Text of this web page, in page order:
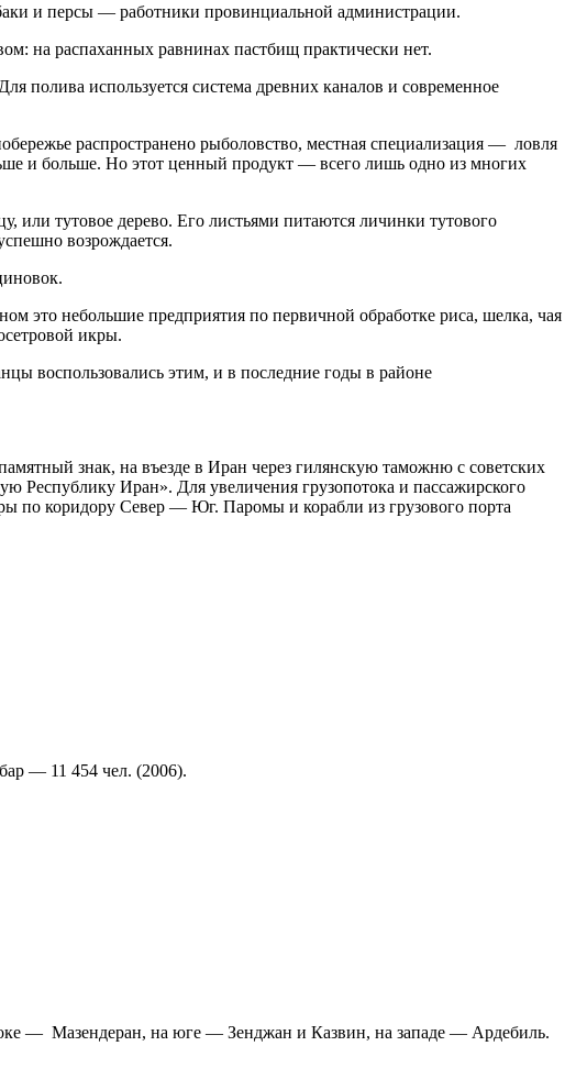
и персы — работники провинциальной администрации.
на распаханных равнинах пастбищ практически нет.
полива используется система древних каналов и современное
распространено рыболовство, местная специализация — ловля
и больше. Но этот ценный продукт — всего лишь одно из многих
тутовое дерево. Его листьями питаются личинки тутового
возрождается.
это небольшие предприятия по первичной обработке риса, шелка, чая
икры.
воспользовались этим, и в последние годы в районе
знак, на въезде в Иран через гилянскую таможню с советских
Республику Иран». Для увеличения грузопотока и пассажирского
по коридору Север — Юг. Паромы и корабли из грузового порта
— 11 454 чел. (2006).
— Мазендеран, на юге — Зенджан и Казвин, на западе — Ардебиль.